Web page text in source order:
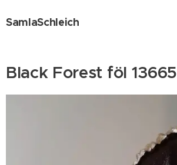
SamlaSchleich
Black Forest föl 13665